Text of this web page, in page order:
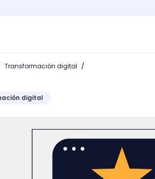
Transformación digital /
digital